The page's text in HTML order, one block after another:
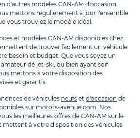
d'autres modèles CAN-AM d'occasion
mettons régulièrement à jour l'ensemble
vous trouviez le modèle idéal.
et modèles CAN-AM disponibles chez
de trouver facilement un véhicule
besoin et budget. Que vous soyez un
de jet-ski, ou bien ayant soif
mettons à votre disposition des
et garantis.
de véhicules neufs et d'occasion de
sur motors-avenue.com. Nos
les meilleures offres de CAN-AM sur le
mettent à votre disposition des véhicules